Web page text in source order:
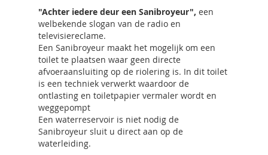
"Achter iedere deur een Sanibroyeur", een
welbekende slogan van de radio en
televisiereclame.
Een Sanibroyeur maakt het mogelijk om een
toilet te plaatsen waar geen directe
afvoeraansluiting op de riolering is. In dit toilet
is een techniek verwerkt waardoor de
ontlasting en toiletpapier vermaler wordt en
weggepompt
Een waterreservoir is niet nodig de
Sanibroyeur sluit u direct aan op de
waterleiding.